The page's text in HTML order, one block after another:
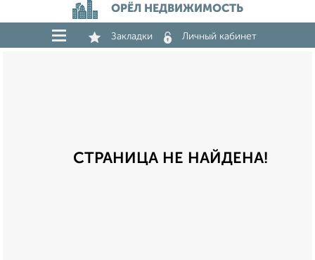
ОРЁЛ НЕДВИЖИМОСТЬ
Закладки Личный кабинет
СТРАНИЦА НЕ НАЙДЕНА!